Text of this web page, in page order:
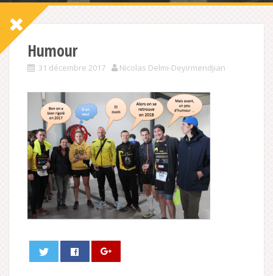
Humour
31 décembre 2017 Nicolas Delmi-Deyirmendjian